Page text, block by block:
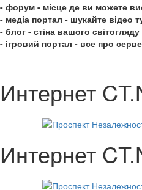
- форум - місце де ви можете
- медіа портал - шукайте відео
- блог - стіна вашого світогляду
- ігровий портал - все про
Интернет
Интернет